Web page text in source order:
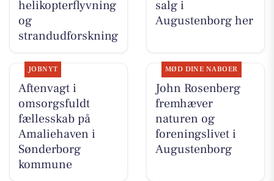
helikopterflyvning
og
strandudforskning
salg i
Augustenborg her
JOBNYT
Aftenvagt i
omsorgsfuldt
fællesskab på
Amaliehaven i
Sønderborg
kommune
MØD DINE NABOER
John Rosenberg
fremhæver
naturen og
foreningslivet i
Augustenborg